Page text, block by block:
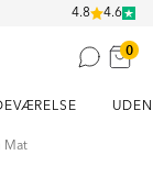
4.8 4.6
0
Mat